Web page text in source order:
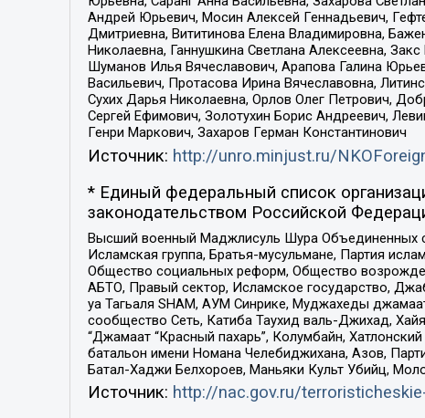
Андрей Юрьевич, Мосин Алексей Геннадьевич,
Дмитриевна, Вититинова Елена Владимировна,
Николаевна, Ганнушкина Светлана Алексеевна,
Шуманов Илья Вячеславович, Арапова Галина
Васильевич, Протасова Ирина Вячеславовна,
Сухих Дарья Николаевна, Орлов Олег Петрович,
Сергей Ефимович, Золотухин Борис Андреевич,
Генри Маркович, Захаров Герман Константинович
Источник: http://unro.minjust.ru/
* Единый федеральный список
законодательством Российской
Высший военный Маджлисуль Шура Объединенных
Исламская группа, Братья-мусульмане, Партия
Общество социальных реформ, Общество
АБТО, Правый сектор, Исламское государство,
уа Тагьаля SHAM, АУМ Синрике, Муджахеды
сообщество Сеть, Катиба Таухид валь-Джихад,
“Джамаат “Красный пахарь”, Колумбайн,
батальон имени Номана Челебиджихана, Азов,
Батал-Хаджи Белхороев, Маньяки Культ Убийц,
Источник: http://nac.gov.ru/